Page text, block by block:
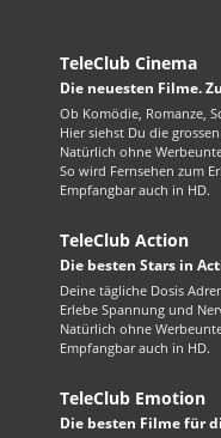
TeleClub Cinema
Die neuesten Filme.
Ob Komödie, Romanze,
Hier siehst Du die
Natürlich ohne
So wird Fernsehen zum
Empfangbar auch in HD.
TeleClub Action
Die besten Stars in
Deine tägliche Dosis
Erlebe Spannung und
Natürlich ohne
Empfangbar auch in HD.
TeleClub Emotion
Die besten Filme für